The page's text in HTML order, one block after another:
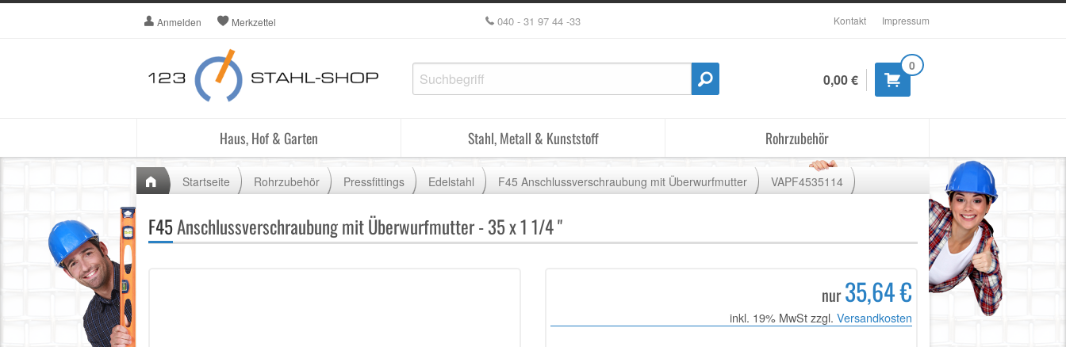
Anmelden Merkzettel 040 - 31 97 44 -33 Kontakt Impressum
0
0,00 €
Haus, Hof & Garten Stahl, Metall & Kunststoff Rohrzubehör
Startseite Rohrzubehör Pressfittings Edelstahl F45 Anschlussverschraubung mit Überwurfmutter VAPF4535114
F45Anschlussverschraubung mit Überwurfmutter - 35 x 1 1/4 "
nur35,64 €
inkl. 19% MwSt zzgl. Versandkosten